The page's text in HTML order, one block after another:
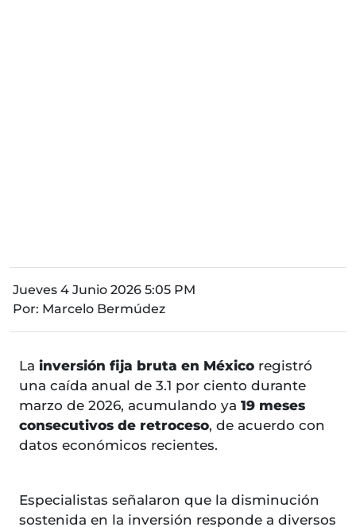
Jueves 4 Junio 2026 5:05 PM
Por: Marcelo Bermúdez
La inversión fija bruta en México registró
una caída anual de 3.1 por ciento durante
marzo de 2026, acumulando ya 19 meses
consecutivos de retroceso, de acuerdo con
datos económicos recientes.
Especialistas señalaron que la disminución
sostenida en la inversión responde a diversos